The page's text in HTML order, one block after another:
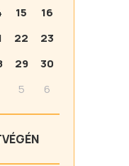
15
16
22
23
29
30
5 6